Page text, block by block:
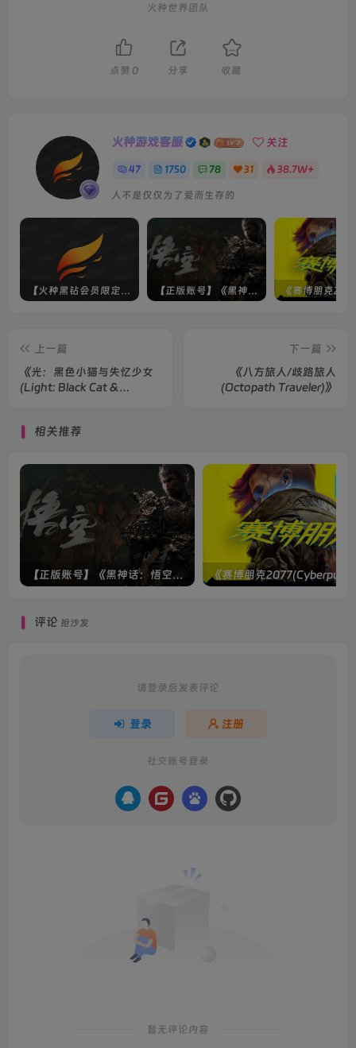
火种世界团队
点赞 0 分享 收藏
火种游戏客服 关注
47 1750 78 31 38.7W+
人不是仅仅为了爱而生存的
【正版账号】《黑神话：悟空(BLACK MYTH WU KONG)》
上一篇
《光：黑色小猫与失忆少女
(Light: Black Cat &
下一篇
《八方旅人/歧路旅人
(Octopath Traveler)》
相关推荐
【正版账号】《黑神话：悟空(BLACK MYTH WU KONG)》
评论 抢沙发
请登录后发表评论
登录 注册
社交账号登录
暂无评论内容